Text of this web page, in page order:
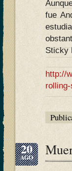
fue
Sticky
http://
20
AGO